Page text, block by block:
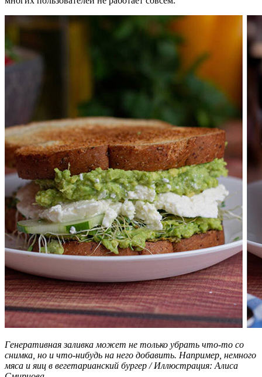
Генеративная заливка может не только убрать что-то со
снимка, но и что-нибудь на него добавить. Например, немного
мяса и яиц в вегетарианский бургер / Иллюстрация: Алиса